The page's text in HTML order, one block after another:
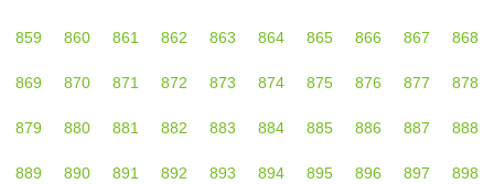
859 860 861 862 863 864 865 866 867 868
869 870 871 872 873 874 875 876 877 878
879 880 881 882 883 884 885 886 887 888
889 890 891 892 893 894 895 896 897 898